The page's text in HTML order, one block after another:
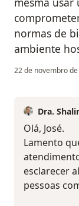
normas de
ambiente
22 de novembro
Dra.
Olá, José.
Lamento
esclarecer
pessoas